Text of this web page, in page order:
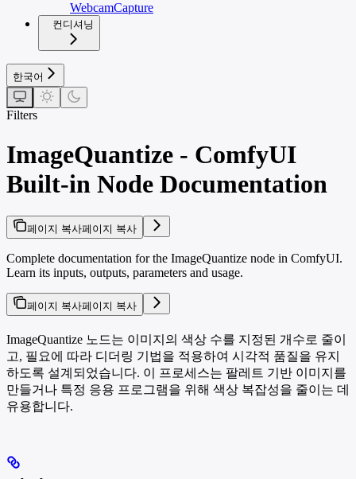
WebcamCapture
컨디셔닝
한국어
Filters
ImageQuantize - ComfyUI
Built-in Node Documentation
페이지 복사페이지 복사
Complete documentation for the ImageQuantize node in ComfyUI.
Learn its inputs, outputs, parameters and usage.
페이지 복사페이지 복사
ImageQuantize 노드는 이미지의 색상 수를 지정된 개수로 줄이
고, 필요에 따라 디더링 기법을 적용하여 시각적 품질을 유지
하도록 설계되었습니다. 이 프로세스는 팔레트 기반 이미지를
만들거나 특정 응용 프로그램을 위해 색상 복잡성을 줄이는 데
유용합니다.